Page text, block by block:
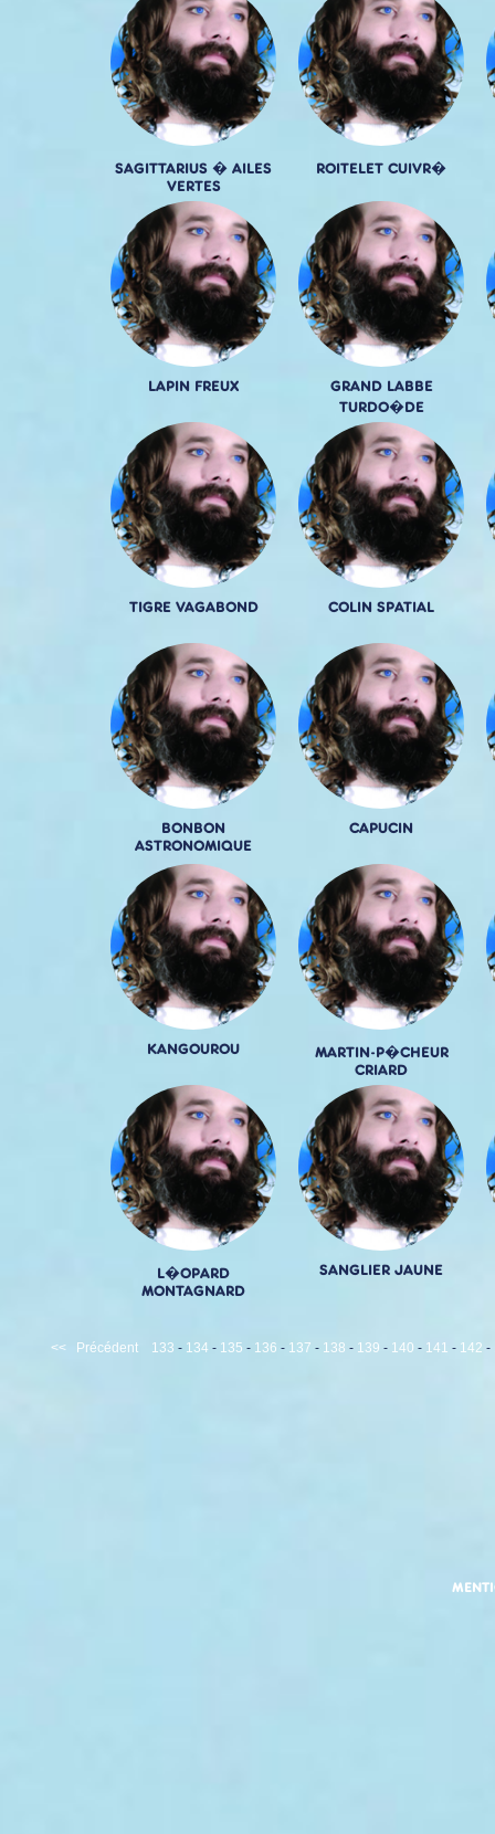
SAGITTARIUS � AILES
VERTES
ROITELET CUIVR�
LAPIN FREUX
GRAND LABBE
TURDO�DE
TIGRE VAGABOND COLIN SPATIAL
BONBON
ASTRONOMIQUE
CAPUCIN
KANGOUROU
MARTIN-P�CHEUR
CRIARD
L�OPARD
MONTAGNARD
SANGLIER JAUNE
<< Précédent 133 - 134 - 135 - 136 - 137 - 138 - 139 - 140 - 141 - 142 -